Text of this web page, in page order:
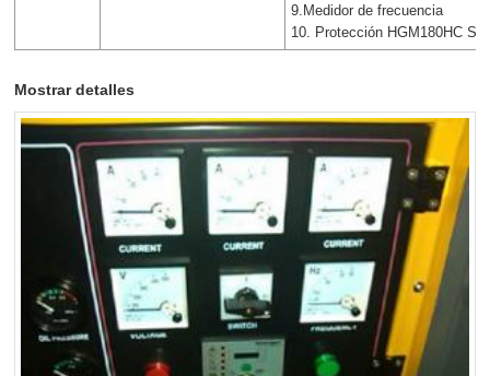
9.Medidor de frecuencia
10. Protección HGM180HC
Mostrar detalles